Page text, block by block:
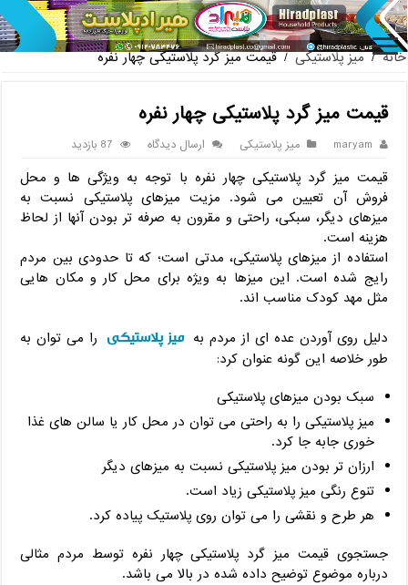
پخش عمده
خانه / میز پلاستیکی / قیمت میز گرد پلاستیکی چهار نفره
قیمت میز گرد پلاستیکی چهار نفره
maryam میز پلاستیکی ارسال دیدگاه 87 بازدید
قیمت میز گرد پلاستیکی چهار نفره با توجه به ویژگی ها و محل
فروش آن تعیین می شود. مزیت میزهای پلاستیکی نسبت به
میزهای دیگر، سبکی، راحتی و مقرون به صرفه تر بودن آنها از لحاظ
هزینه است.
استفاده از میزهای پلاستیکی، مدتی است؛ که تا حدودی بین مردم
رایج شده است. این میزها به ویژه برای محل کار و مکان هایی
مثل مهد کودک مناسب اند.
دلیل روی آوردن عده ای از مردم به میز پلاستیکی را می توان به
طور خلاصه این گونه عنوان کرد:
سبک بودن میزهای پلاستیکی
میز پلاستیکی را به راحتی می توان در محل کار یا سالن های غذا
خوری جابه جا کرد.
ارزان تر بودن میز پلاستیکی نسبت به میزهای دیگر
تنوع رنگی میز پلاستیکی زیاد است.
هر طرح و نقشی را می توان روی پلاستیک پیاده کرد.
جستجوی قیمت میز گرد پلاستیکی چهار نفره توسط مردم مثالی
درباره موضوع توضیح داده شده در بالا می باشد.